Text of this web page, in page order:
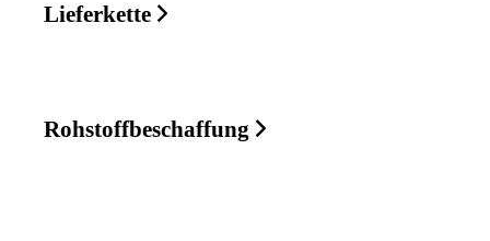
Lieferkette
Rohstoffbeschaffung